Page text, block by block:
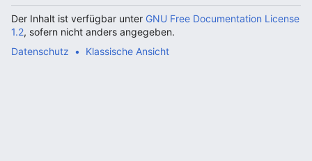
Der Inhalt ist verfügbar unter GNU Free Documentation License
1.2, sofern nicht anders angegeben.
Datenschutz
Klassische Ansicht